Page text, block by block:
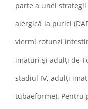
parte a unei
alergică la purici
viermi rotunzi
imaturi și adulți de
stadiul IV, adulți
tubaeforme). Pentru